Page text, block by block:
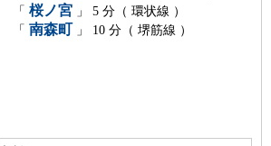
「 桜ノ宮 」 5 分（ 環状線 ）
「 南森町 」 10 分（ 堺筋線 ）